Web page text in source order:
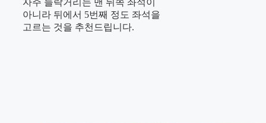
자주 들락거리는 맨 뒤쪽 좌석이
아니라 뒤에서 5번째 정도 좌석을
고르는 것을 추천드립니다.